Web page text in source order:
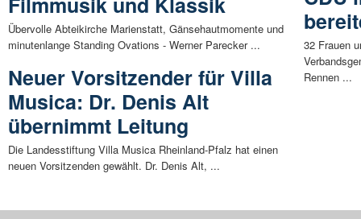
Übervolle Abteikirche Marienstatt, Gänsehautmomente und
minutenlange Standing Ovations - Werner Parecker ...
Neuer Vorsitzender für Villa
Musica: Dr. Denis Alt
übernimmt Leitung
Die Landesstiftung Villa Musica Rheinland-Pfalz hat einen
neuen Vorsitzenden gewählt. Dr. Denis Alt, ...
32 Frauen
Rennen ...